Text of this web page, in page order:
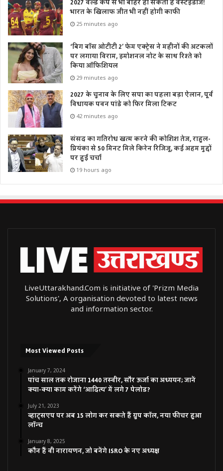
2027 वर्ल्ड कप से भी बाहर हो सकती है वेस्टइंडीज!
भारत के खिलाफ जीत भी नहीं होगी काफी
25 minutes ago
‘बिग बॉस ओटीटी 2’ फेम एक्ट्रेस ने महीनों की अटकलों
पर लगाया विराम, इमोशनल नोट के साथ रिश्ते को
किया ऑफिशियल
29 minutes ago
2027 के चुनाव के लिए सपा का पहला बड़ा ऐलान, पूर्व
विधायक पवन पांडे को फिर मिला टिकट
42 minutes ago
संसद का गतिरोध खत्म करने की कोशिश तेज, राहुल-
प्रियंका से 50 मिनट मिले किरेन रिजिजू, कई अहम मुद्दों
पर हुई चर्चा
19 hours ago
LiveUttarakhand.Com is initiative of 'Prizm Media
Solutions', A organisation devoted to latest news
and information sector.
Most Viewed Posts
January 7, 2024
पांच साल तक रोजाना 1440 तस्वीर, सौर ऊर्जा का अध्ययन; जानें
क्या-क्या काम करेंगे ‘आदित्य’ में लगे 7 पेलोड?
July 21, 2023
व्हाट्सएप पर अब 15 लोग कर सकते हैं ग्रुप कॉल, नया फीचर हुआ
लॉन्च
January 8, 2025
कौन हैं वी नारायणन, जो बनेंगे ISRO के नए अध्यक्ष